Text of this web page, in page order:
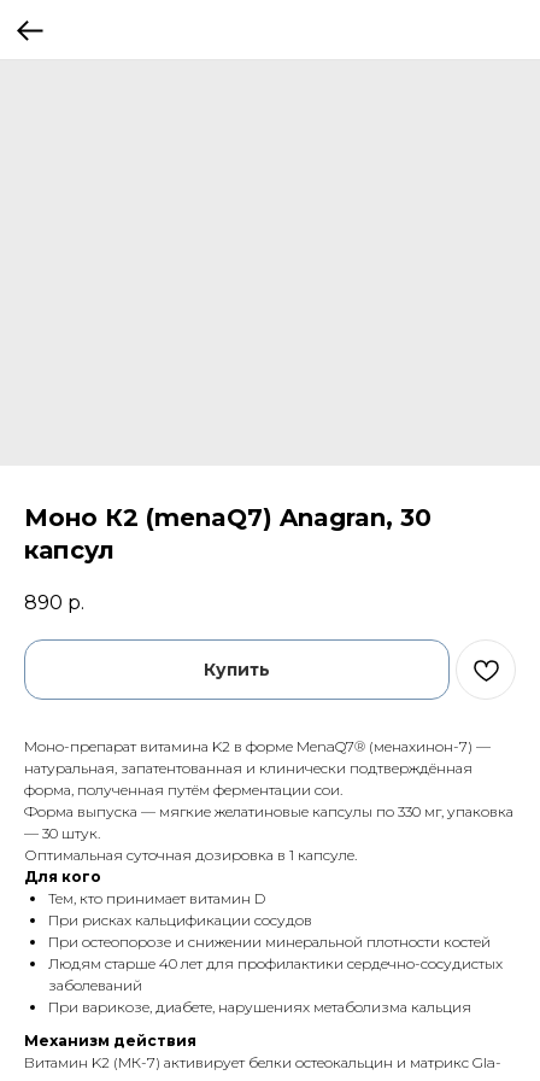
Моно К2 (menaQ7) Anagran, 30
капсул
890 р.
Купить
Моно-препарат витамина K2 в форме MenaQ7® (менахинон-7) —
натуральная, запатентованная и клинически подтверждённая
форма, полученная путём ферментации сои.
Форма выпуска — мягкие желатиновые капсулы по 330 мг, упаковка
— 30 штук.
Оптимальная суточная дозировка в 1 капсуле.
Для кого
Тем, кто принимает витамин D
При рисках кальцификации сосудов
При остеопорозе и снижении минеральной плотности костей
Людям старше 40 лет для профилактики сердечно-сосудистых
заболеваний
При варикозе, диабете, нарушениях метаболизма кальция
Механизм действия
Витамин K2 (МК-7) активирует белки остеокальцин и матрикс Gla-